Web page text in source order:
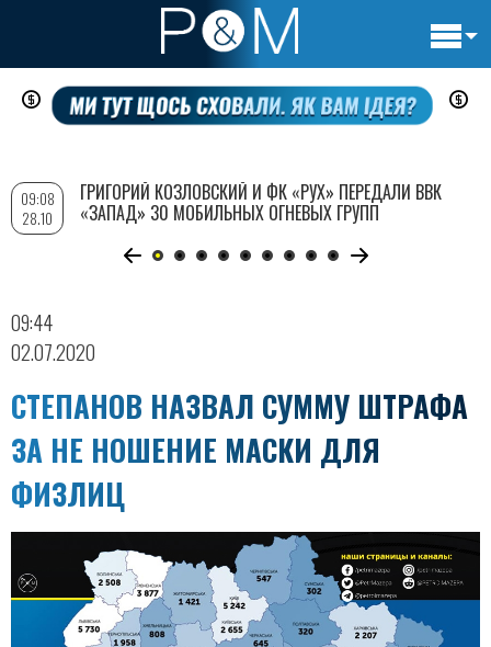
Перейти
содержанию
09:44
02.07.2020
СТЕПАНОВ НАЗВАЛ СУММУ ШТРАФА
ЗА НЕ НОШЕНИЕ МАСКИ ДЛЯ
ФИЗЛИЦ
09:08
28.10
ГРИГОРИЙ КОЗЛОВСКИЙ И ФК «РУХ» ПЕРЕДАЛИ ВВК
«ЗАПАД» 30 МОБИЛЬНЫХ ОГНЕВЫХ ГРУПП